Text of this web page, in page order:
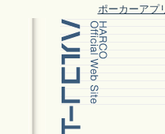
ポーカーアプ